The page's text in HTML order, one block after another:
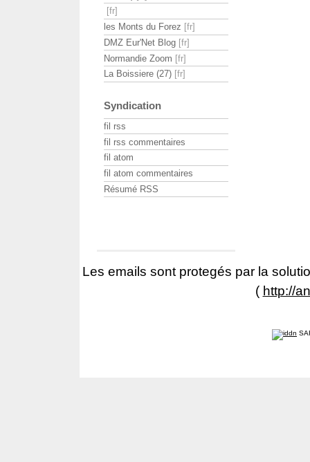
les Monts du Forez
DMZ Eur'Net Blog
Normandie Zoom
La Boissiere (27)
Syndication
fil rss
fil rss commentaires
fil atom
fil atom commentaires
Résumé RSS
Les emails sont protegés par la
( http://